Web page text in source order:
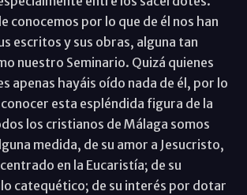
conocemos por lo que de él nos han
escritos y sus obras, alguna tan
nuestro Seminario. Quizá quienes
apenas hayáis oído nada de él, por lo
esta espléndida figura de la
los cristianos de Málaga somos
medida, de su amor a Jesucristo,
en la Eucaristía; de su
catequético; de su interés por dotar